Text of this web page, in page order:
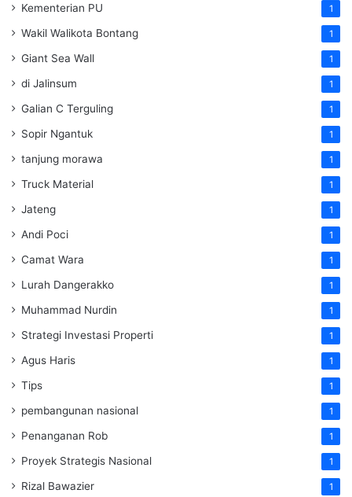
Kementerian PU 1
Wakil Walikota Bontang 1
Giant Sea Wall 1
di Jalinsum 1
Galian C Terguling 1
Sopir Ngantuk 1
tanjung morawa 1
Truck Material 1
Jateng 1
Andi Poci 1
Camat Wara 1
Lurah Dangerakko 1
Muhammad Nurdin 1
Strategi Investasi Properti 1
Agus Haris 1
Tips 1
pembangunan nasional 1
Penanganan Rob 1
Proyek Strategis Nasional 1
Rizal Bawazier 1